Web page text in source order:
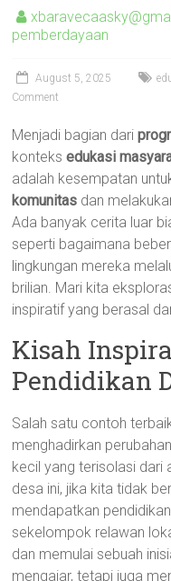
pemberdayaan
August 5, 2025
Comment
Menjadi bagian dari
konteksedukasi
adalah kesempatan
komunitas dan
Ada banyak cerita luar
seperti bagaimana
lingkungan mereka
brilian. Mari kita
inspiratif yang berasal
Kisah
Pendidikan
Salah satu contoh
menghadirkan
kecil yang terisolasi dari
desa ini, jika kita tidak
mendapatkan
sekelompok relawan
dan memulai sebuah
mengajar, tetapi juga